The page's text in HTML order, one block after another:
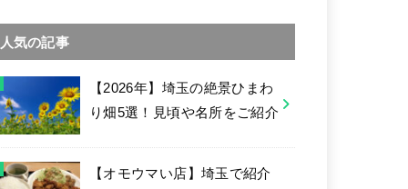
人気の記事
【2026年】埼玉の絶景ひまわ
り畑5選！見頃や名所をご紹介
【オモウマい店】埼玉で紹介